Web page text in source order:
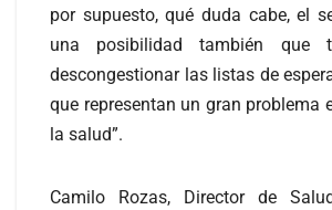
por supuesto, qué duda cabe, el
una posibilidad también que
descongestionar las listas de
que representan un gran problema
la salud”.
Camilo Rozas, Director de